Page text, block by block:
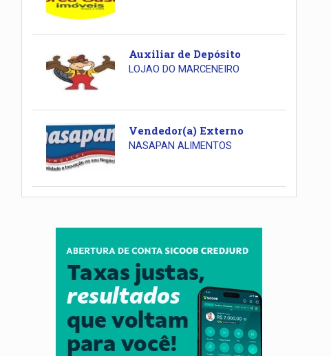
Auxiliar de Depósito
LOJAO DO MARCENEIRO
Vendedor(a) Externo
NASAPAN ALIMENTOS